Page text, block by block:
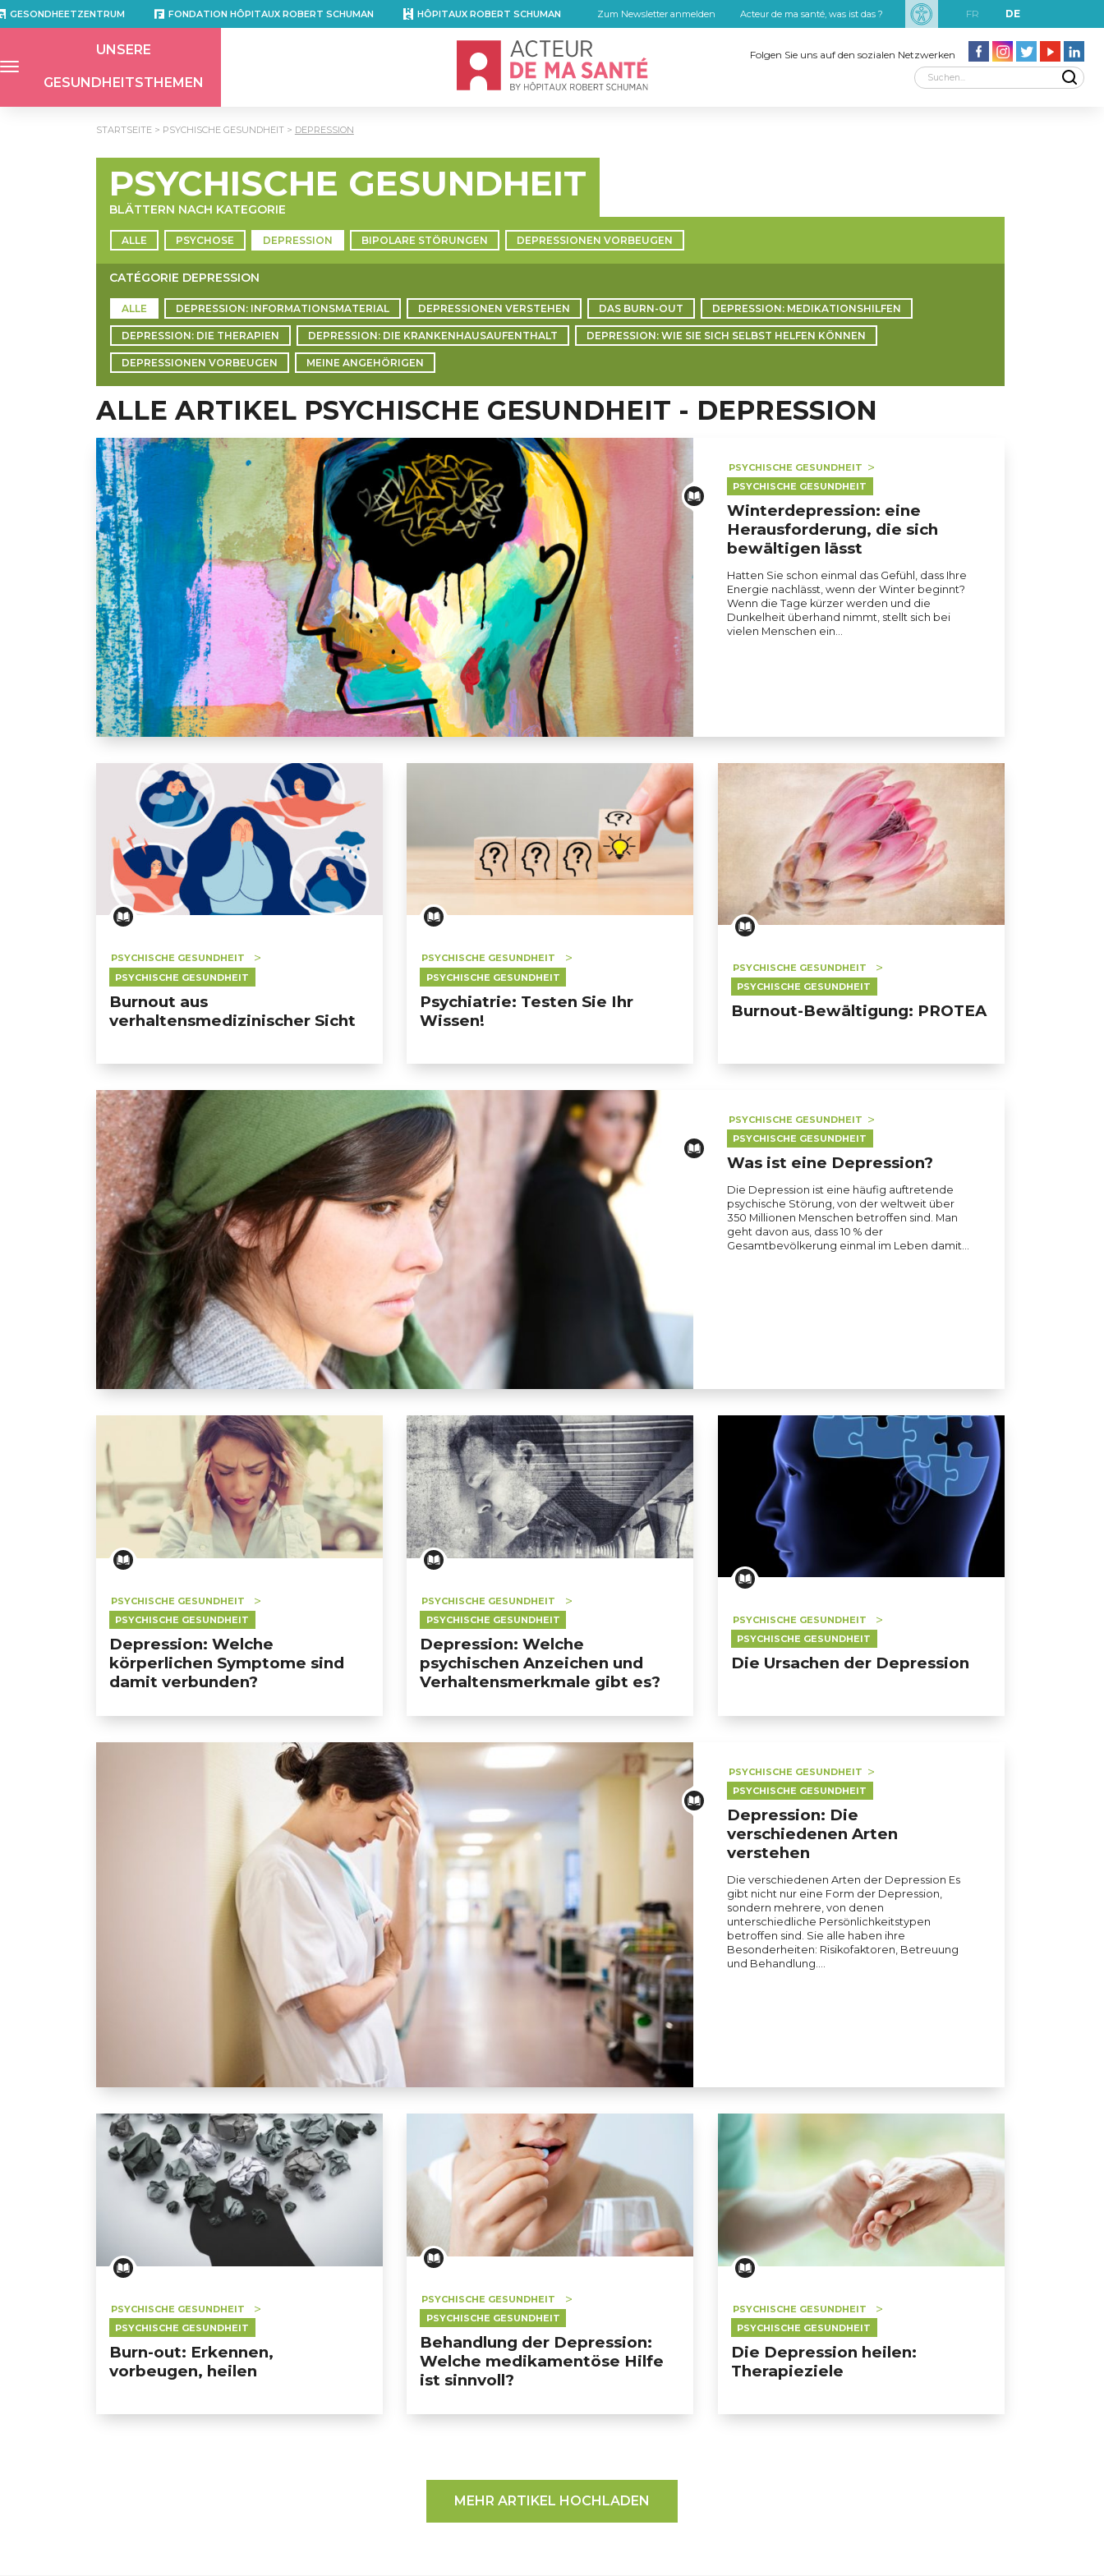
GESONDHEETZENTRUM FONDATION HÔPITAUX ROBERT SCHUMAN HÔPITAUX ROBERT SCHUMAN Zum Newsletter anmelden Acteur de ma santé, was ist das ? FR DE
UNSERE
GESUNDHEITSTHEMEN
Accueil - Acteur de ma santé, by HôpitauxRobert SchumanFolgen Sie uns auf den sozialen Netzwerken
GESONDHEETZENTRUM FONDATION HÔPITAUX ROBERT SCHUMAN HÔPITAUX ROBERT SCHUMAN
STARTSEITE PSYCHISCHE GESUNDHEIT DEPRESSION
PSYCHISCHE GESUNDHEIT
BLÄTTERN NACH KATEGORIE
ALLE PSYCHOSE DEPRESSION BIPOLARE STÖRUNGEN DEPRESSIONEN VORBEUGEN
CATÉGORIE DEPRESSION
ALLE DEPRESSION: INFORMATIONSMATERIAL DEPRESSIONEN VERSTEHEN DAS BURN-OUT DEPRESSION: MEDIKATIONSHILFEN
DEPRESSION: DIE THERAPIEN DEPRESSION: DIE KRANKENHAUSAUFENTHALT DEPRESSION: WIE SIE SICH SELBST HELFEN KÖNNEN
DEPRESSIONEN VORBEUGEN MEINE ANGEHÖRIGEN
ALLE ARTIKEL PSYCHISCHE GESUNDHEIT - DEPRESSION
PSYCHISCHE GESUNDHEIT
PSYCHISCHE GESUNDHEIT
Winterdepression: eine
Herausforderung, die sich
bewältigen lässt
Hatten Sie schon einmal das Gefühl, dass Ihre
Energie nachlässt, wenn der Winter beginnt?
Wenn die Tage kürzer werden und die
Dunkelheit überhand nimmt, stellt sich bei
vielen Menschen ein…
PSYCHISCHE GESUNDHEIT
PSYCHISCHE GESUNDHEIT
Burnout aus
verhaltensmedizinischer Sicht
PSYCHISCHE GESUNDHEIT
PSYCHISCHE GESUNDHEIT
Psychiatrie: Testen Sie Ihr
Wissen!
PSYCHISCHE GESUNDHEIT
PSYCHISCHE GESUNDHEIT
Burnout-Bewältigung: PROTEA
PSYCHISCHE GESUNDHEIT
PSYCHISCHE GESUNDHEIT
Was ist eine Depression?
Die Depression ist eine häufig auftretende
psychische Störung, von der weltweit über
350 Millionen Menschen betroffen sind. Man
geht davon aus, dass 10 % der
Gesamtbevölkerung einmal im Leben damit…
PSYCHISCHE GESUNDHEIT
PSYCHISCHE GESUNDHEIT
Depression: Welche
körperlichen Symptome sind
damit verbunden?
PSYCHISCHE GESUNDHEIT
PSYCHISCHE GESUNDHEIT
Depression: Welche
psychischen Anzeichen und
Verhaltensmerkmale gibt es?
PSYCHISCHE GESUNDHEIT
PSYCHISCHE GESUNDHEIT
Die Ursachen der Depression
PSYCHISCHE GESUNDHEIT
PSYCHISCHE GESUNDHEIT
Depression: Die
verschiedenen Arten
verstehen
Die verschiedenen Arten der Depression Es
gibt nicht nur eine Form der Depression,
sondern mehrere, von denen
unterschiedliche Persönlichkeitstypen
betroffen sind. Sie alle haben ihre
Besonderheiten: Risikofaktoren, Betreuung
und Behandlung.…
PSYCHISCHE GESUNDHEIT
PSYCHISCHE GESUNDHEIT
Burn-out: Erkennen,
vorbeugen, heilen
PSYCHISCHE GESUNDHEIT
PSYCHISCHE GESUNDHEIT
Behandlung der Depression:
Welche medikamentöse Hilfe
ist sinnvoll?
PSYCHISCHE GESUNDHEIT
PSYCHISCHE GESUNDHEIT
Die Depression heilen:
Therapieziele
MEHR ARTIKEL HOCHLADEN